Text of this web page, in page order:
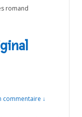
romand
commentaire ↓